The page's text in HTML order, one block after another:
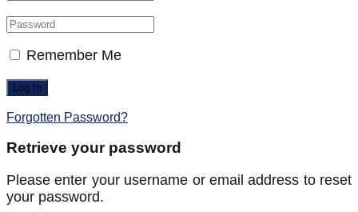
Remember Me
Forgotten Password?
Retrieve your password
Please enter your username or email address to reset
your password.